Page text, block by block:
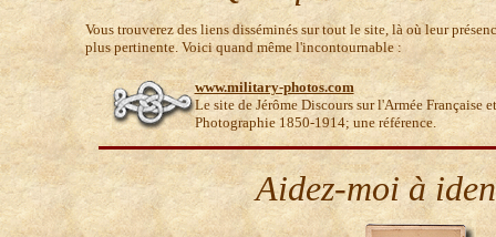
Vous trouverez des liens disséminés sur tout le site, là où leur
plus pertinente. Voici quand même l'incontournable :
www.military-photos.com
Le site de Jérôme Discours sur l'Armée Française
Photographie 1850-1914; une référence.
Aidez-moi à